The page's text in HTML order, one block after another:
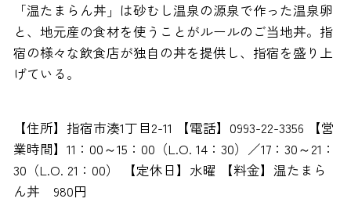
「温たまらん丼」は砂むし温泉の源泉で作った温泉卵
と、地元産の食材を使うことがルールのご当地丼。指
宿の様々な飲食店が独自の丼を提供し、指宿を盛り上
げている。
【住所】指宿市湊1丁目2-11 【電話】0993-22-3356 【営
業時間】11：00～15：00（L.O. 14：30）／17：30～21：
30（L.O. 21：00） 【定休日】水曜 【料金】温たまら
ん丼 980円